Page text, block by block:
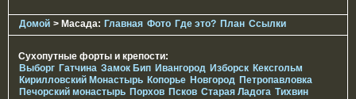
Домой > Масада: Главная Фото Где это? План Ссылки
Сухопутные форты и крепости:
Выборг Гатчина Замок Бип Ивангород Изборск Кексгольм
Кирилловский Монастырь Копорье Новгород Петропавловка
Печорcкий монастырь Порхов Псков Старая Ладога Тихвин